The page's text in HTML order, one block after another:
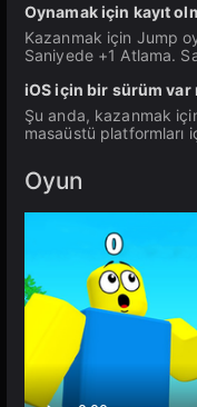
Oynamak için kayıt
Kazanmak için Jump
Saniyede +1 Atlama.
iOS için bir sürüm var
Şu anda, kazanmak
masaüstü platformları
Oyun